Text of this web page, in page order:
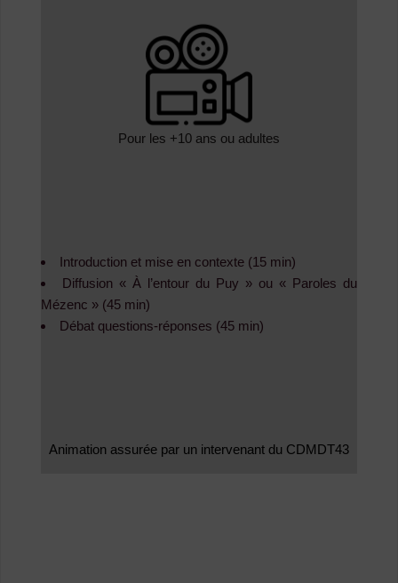
Pour les +10 ans ou adultes
Introduction et mise en contexte (15 min)
Diffusion « À l’entour du Puy » ou « Paroles du
Mézenc » (45 min)
Débat questions-réponses (45 min)
Animation assurée par un intervenant du CDMDT43